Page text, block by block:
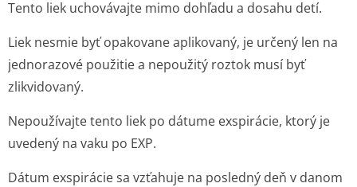
Tento liek uchovávajte mimo dohľadu a dosahu detí.
Liek nesmie byť opakovane aplikovaný, je určený len na
jednorazové použitie a nepoužitý roztok musí byť
zlikvidovaný.
Nepoužívajte tento liek po dátume exspirácie, ktorý je
uvedený na vaku po EXP.
Dátum exspirácie sa vzťahuje na posledný deň v danom